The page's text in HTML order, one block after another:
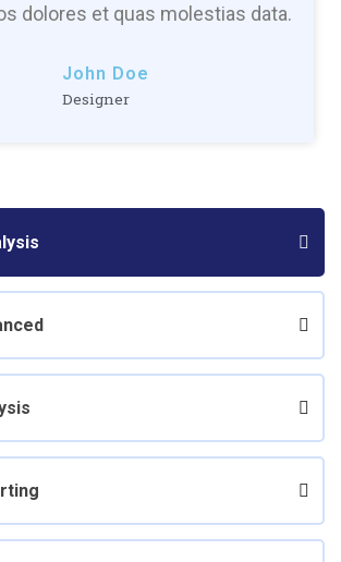
dolores et quas molestias data.
John Doe
Designer